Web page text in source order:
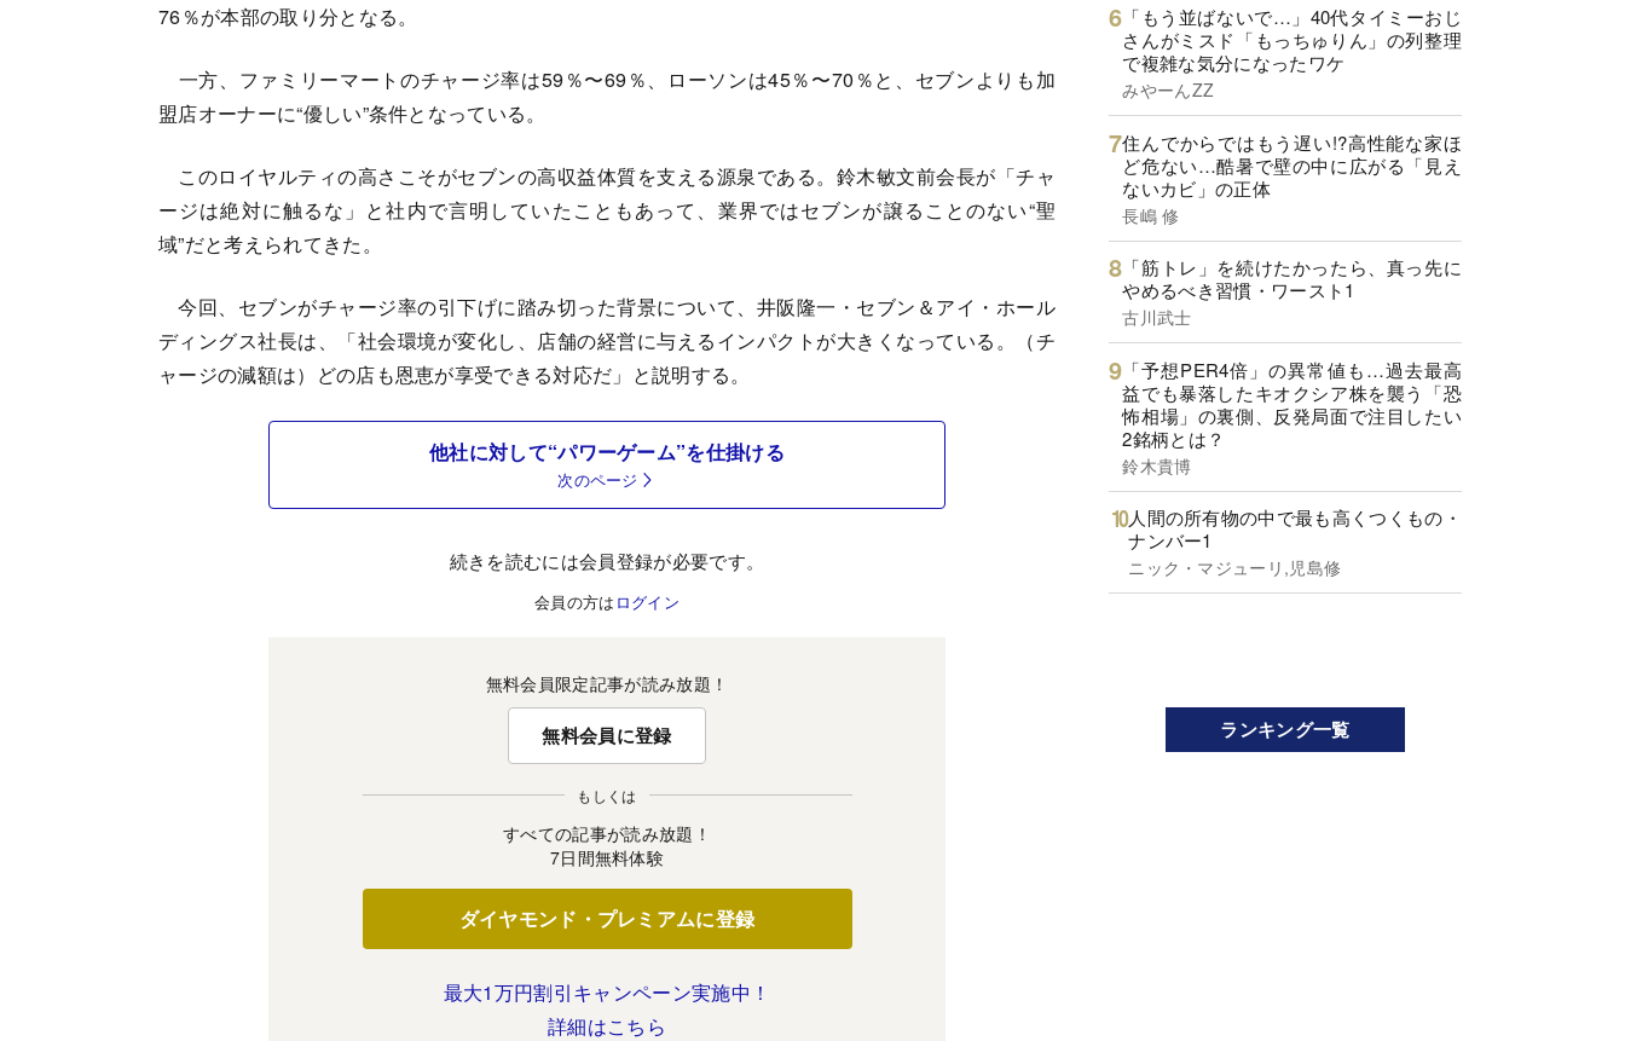
76％が本部の取り分となる。
一方、ファミリーマートのチャージ率は59％〜69％、ローソンは45％〜70％と、セブンよりも加
盟店オーナーに“優しい”条件となっている。
このロイヤルティの高さこそがセブンの高収益体質を支える源泉である。鈴木敏文前会長が「チャ
ージは絶対に触るな」と社内で言明していたこともあって、業界ではセブンが譲ることのない“聖
域”だと考えられてきた。
今回、セブンがチャージ率の引下げに踏み切った背景について、井阪隆一・セブン＆アイ・ホール
ディングス社長は、「社会環境が変化し、店舗の経営に与えるインパクトが大きくなっている。（チ
ャージの減額は）どの店も恩恵が享受できる対応だ」と説明する。
他社に対して“パワーゲーム”を仕掛ける
次のページ
続きを読むには会員登録が必要です。
会員の方は ログイン
無料会員限定記事が読み放題！
無料会員に登録
もしくは
すべての記事が読み放題！
7日間無料体験
ダイヤモンド・プレミアムに登録
最大1万円割引キャンペーン実施中！
詳細はこちら
「もう並ばないで…」40代タイミーおじ
さんがミスド「もっちゅりん」の列整理
で複雑な気分になったワケ
みやーんZZ
住んでからではもう遅い!?高性能な家ほ
ど危ない…酷暑で壁の中に広がる「見え
ないカビ」の正体
長嶋 修
「筋トレ」を続けたかったら、真っ先に
やめるべき習慣・ワースト1
古川武士
「予想PER4倍」の異常値も…過去最高
益でも暴落したキオクシア株を襲う「恐
怖相場」の裏側、反発局面で注目したい
2銘柄とは？
鈴木貴博
人間の所有物の中で最も高くつくもの・
ナンバー1
ニック・マジューリ,児島修
ランキング一覧